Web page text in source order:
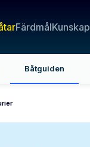
FärdmålKunskap
Båtguiden